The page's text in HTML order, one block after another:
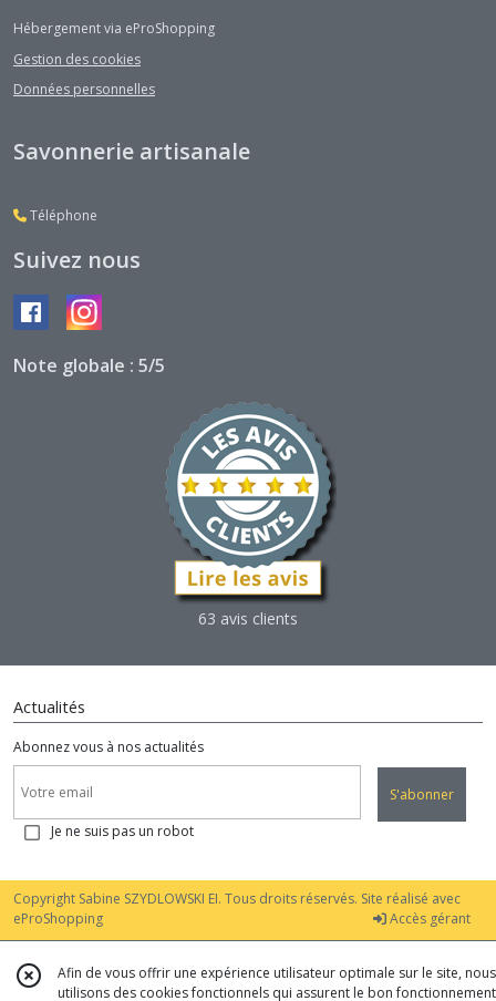
Hébergement via eProShopping
Gestion des cookies
Données personnelles
Savonnerie artisanale
Téléphone
Suivez nous
Note globale : 5/5
63 avis clients
Actualités
Abonnez vous à nos actualités
S'abonner
Je ne suis pas un robot
Copyright Sabine SZYDLOWSKI EI. Tous droits réservés. Site réalisé avec
eProShopping
Accès gérant
Afin de vous offrir une expérience utilisateur optimale sur le site, nous
utilisons des cookies fonctionnels qui assurent le bon fonctionnement